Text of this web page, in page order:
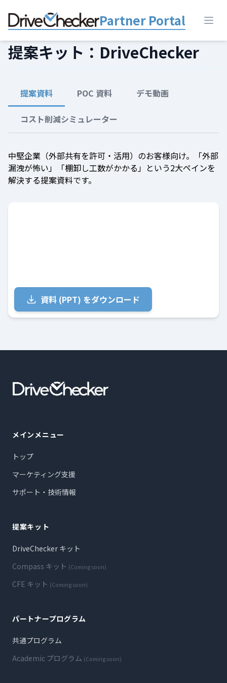
Partner Portal
提案キット：DriveChecker
提案資料 POC 資料 デモ動画
コスト削減シミュレーター
中堅企業（外部共有を許可・活用）のお客様向け。「外部
漏洩が怖い」「棚卸し工数がかかる」という2大ペインを
解決する提案資料です。
資料 (PPT) をダウンロード
メインメニュー
トップ
マーケティング支援
サポート・技術情報
提案キット
DriveChecker キット
Compass キット (Coming soon)
CFE キット (Coming soon)
パートナープログラム
共通プログラム
Academic プログラム (Coming soon)